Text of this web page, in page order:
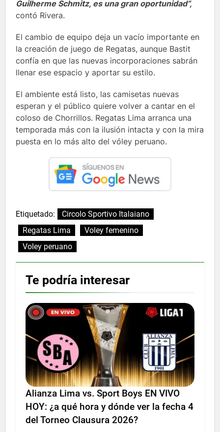
Guilherme Schmitz, es una gran oportunidad”,
contó Rivera.
El cambio de equipo deja un vacío importante en
la creación de juego de Regatas, aunque Bastit
confía en que las nuevas incorporaciones sabrán
llenar ese espacio y aportar su estilo.
El ambiente está listo, las camisetas nuevas
esperan y el público quiere volver a cantar en el
coloso de Chorrillos. Regatas Lima arranca una
temporada más con la ilusión intacta y con la mira
puesta en lo más alto del vóley peruano.
Etiquetado:
Circolo Sportivo Italaiano
Regatas Lima
Voley femenino
Voley peruano
Te podría interesar
Alianza Lima vs. Sport Boys EN VIVO
HOY: ¿a qué hora y dónde ver la fecha 4
del Torneo Clausura 2026?